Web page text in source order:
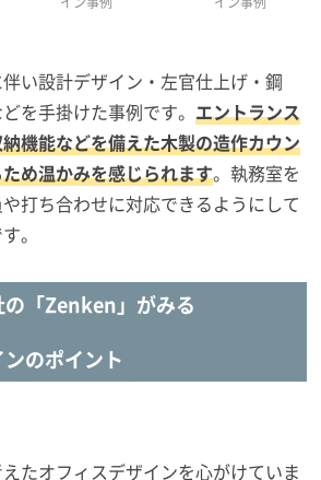
い設計デザイン・左官仕上げ・鋼
を手掛けた事例です。エントランス
機能などを備えた木製の造作カウン
め温かみを感じられます。執務室を
打ち合わせに対応できるようにして
。
「Zenken」がみる
のポイント
たオフィスデザインを心がけていま